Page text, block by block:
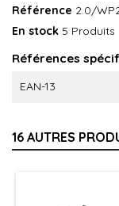
Référence 2.0/
En stock 5 Produits
Références
EAN-13
16 AUTRES